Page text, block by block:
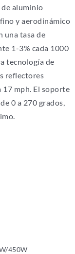
aluminio
y aerodinámico
una tasa de
1-3% cada 1000
tecnología de
reflectores
17 mph. El soporte
0 a 270 grados,
450W